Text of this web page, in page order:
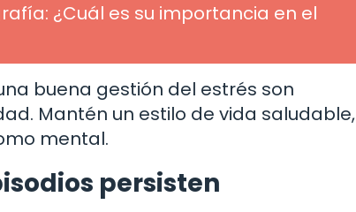
¿Cuál es su importancia en el
buena gestión del estrés son
Mantén un estilo de vida saludable,
mental.
persisten